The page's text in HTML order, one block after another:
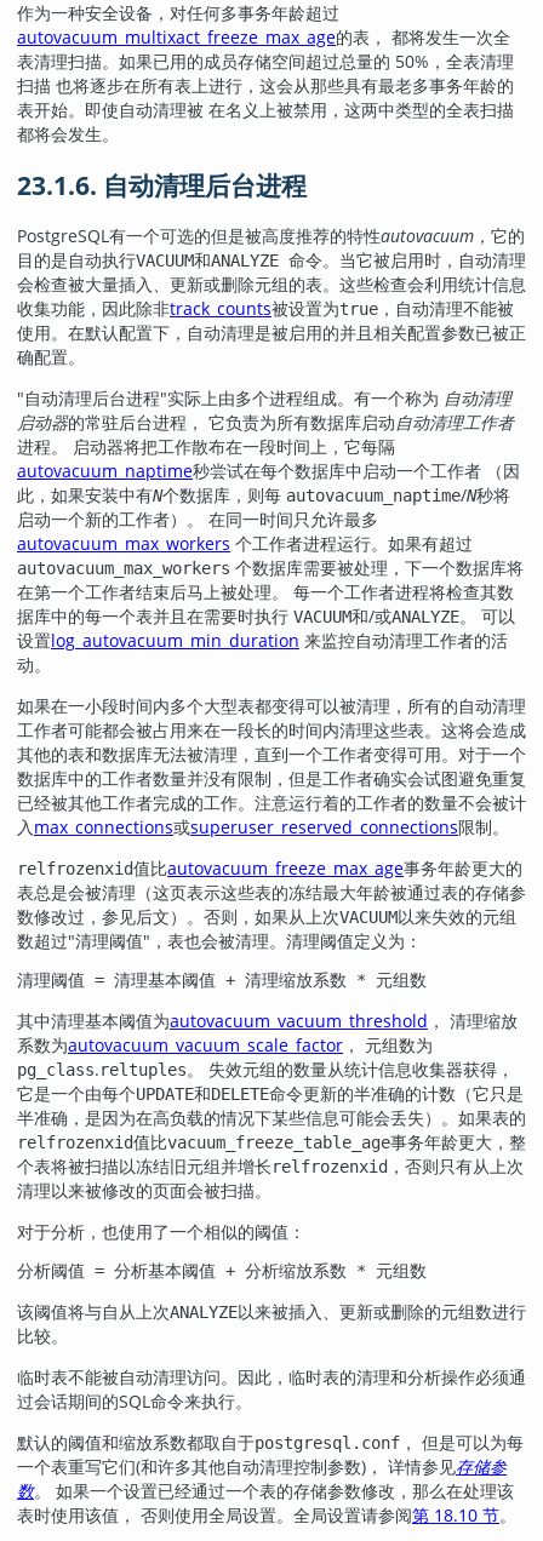
作为一种安全设备，对任何多事务年龄超过
autovacuum_multixact_freeze_max_age的表， 都将发生一次全
表清理扫描。如果已用的成员存储空间超过总量的 50%，全表清理
扫描 也将逐步在所有表上进行，这会从那些具有最老多事务年龄的
表开始。即使自动清理被 在名义上被禁用，这两中类型的全表扫描
都将会发生。
23.1.6. 自动清理后台进程
PostgreSQL有一个可选的但是被高度推荐的特性autovacuum ，它的
目的是自动执行VACUUM和ANALYZE 命令。当它被启用时，自动清理
会检查被大量插入、更新或删除元组的表。这些检查会利用统计信息
收集功能，因此除非track_counts被设置为true ，自动清理不能被
使用。在默认配置下，自动清理是被启用的并且相关配置参数已被正
确配置。
"自动清理后台进程"实际上由多个进程组成。有一个称为 自动清理
启动器的常驻后台进程， 它负责为所有数据库启动自动清理工作者
进程。 启动器将把工作散布在一段时间上，它每隔
autovacuum_naptime秒尝试在每个数据库中启动一个工作者 （因
此，如果安装中有N个数据库，则每 autovacuum_naptime/N秒将
启动一个新的工作者）。 在同一时间只允许最多
autovacuum_max_workers 个工作者进程运行。如果有超过
autovacuum_max_workers 个数据库需要被处理，下一个数据库将
在第一个工作者结束后马上被处理。 每一个工作者进程将检查其数
据库中的每一个表并且在需要时执行 VACUUM和/或ANALYZE。 可以
设置log_autovacuum_min_duration 来监控自动清理工作者的活
动。
如果在一小段时间内多个大型表都变得可以被清理，所有的自动清理
工作者可能都会被占用来在一段长的时间内清理这些表。这将会造成
其他的表和数据库无法被清理，直到一个工作者变得可用。对于一个
数据库中的工作者数量并没有限制，但是工作者确实会试图避免重复
已经被其他工作者完成的工作。注意运行着的工作者的数量不会被计
入max_connections或superuser_reserved_connections限制。
relfrozenxid值比autovacuum_freeze_max_age事务年龄更大的
表总是会被清理（这页表示这些表的冻结最大年龄被通过表的存储参
数修改过，参见后文）。否则，如果从上次VACUUM以来失效的元组
数超过"清理阈值" ，表也会被清理。清理阈值定义为：
清理阈值 = 清理基本阈值 + 清理缩放系数 * 元组数
其中清理基本阈值为autovacuum_vacuum_threshold ， 清理缩放
系数为autovacuum_vacuum_scale_factor ， 元组数为
pg_class.reltuples。 失效元组的数量从统计信息收集器获得，
它是一个由每个UPDATE和DELETE命令更新的半准确的计数（它只是
半准确，是因为在高负载的情况下某些信息可能会丢失）。如果表的
relfrozenxid值比vacuum_freeze_table_age事务年龄更大，整
个表将被扫描以冻结旧元组并增长relfrozenxid ，否则只有从上次
清理以来被修改的页面会被扫描。
对于分析，也使用了一个相似的阈值：
分析阈值 = 分析基本阈值 + 分析缩放系数 * 元组数
该阈值将与自从上次ANALYZE以来被插入、更新或删除的元组数进行
比较。
临时表不能被自动清理访问。因此，临时表的清理和分析操作必须通
过会话期间的SQL命令来执行。
默认的阈值和缩放系数都取自于postgresql.conf ， 但是可以为每
一个表重写它们(和许多其他自动清理控制参数)， 详情参见存储参
数。 如果一个设置已经通过一个表的存储参数修改，那么在处理该
表时使用该值， 否则使用全局设置。全局设置请参阅第 18.10 节。